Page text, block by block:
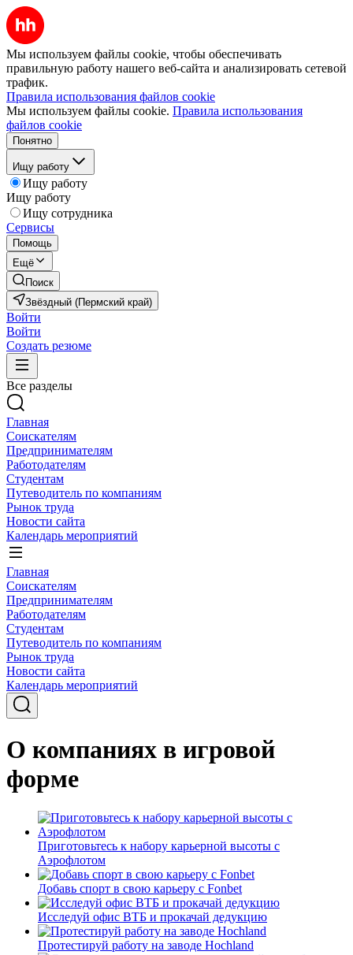
Мы используем файлы cookie, чтобы обеспечивать
правильную работу нашего веб-сайта и анализировать сетевой
трафик.
Правила использования файлов cookie
Мы используем файлы cookie. Правила использования
файлов cookie
Понятно
Ищу работу
Ищу работу
Ищу работу
Ищу сотрудника
Сервисы
Помощь
Ещё
Поиск
Звёздный (Пермский край)
Войти
Войти
Создать резюме
Все разделы
Главная
Соискателям
Предпринимателям
Работодателям
Студентам
Путеводитель по компаниям
Рынок труда
Новости сайта
Календарь мероприятий
Главная
Соискателям
Предпринимателям
Работодателям
Студентам
Путеводитель по компаниям
Рынок труда
Новости сайта
Календарь мероприятий
О компаниях в игровой
форме
Приготовьтесь к набору карьерной высоты с
Аэрофлотом
Добавь спорт в свою карьеру с Fonbet
Исследуй офис ВТБ и прокачай дедукцию
Протестируй работу на заводе Hochland